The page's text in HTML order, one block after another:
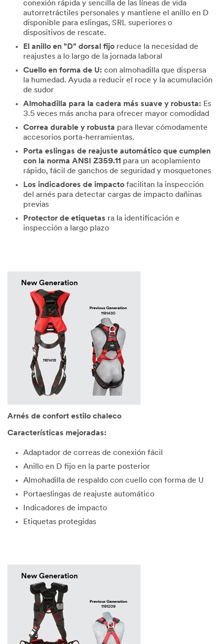
conexión rápida y sencilla de las líneas de vida
autorretráctiles personales y mantiene el anillo en D
disponible para eslingas, SRL superiores o
dispositivos de rescate.
El anillo en "D" dorsal fijo reduce la necesidad de
reajustes a lo largo de la jornada laboral
Cuello en forma de U: con almohadilla que dispersa
la humedad. Ayuda a reducir el roce y la acumulación
de sudor
Almohadilla para la cadera más suave y robusta: Es
3.5 veces más ancha para ofrecer mayor comodidad
Correa durable y robusta para llevar cómodamente
accesorios porta-herramientas.
Porta eslingas de reajuste automático que cumplen
con la norma ANSI Z359.11 para un acoplamiento
rápido, fácil de ganchos de seguridad y mosquetones
Los indicadores de impacto facilitan la inspección
del arnés para detectar cargas de impacto dañinas
previas
Protector de etiquetas ra la identificación e
inspección a largo plazo
Arnés de confort estilo chaleco
Características mejoradas:
Adaptador de correas de conexión fácil
Anillo en D fijo en la parte posterior
Almohadilla de respaldo con cuello con forma de U
Portaeslingas de reajuste automático
Indicadores de impacto
Etiquetas protegidas